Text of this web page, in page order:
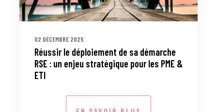
02 DÉCEMBRE 2025
Réussir le déploiement de sa démarche
RSE : un enjeu stratégique pour les PME &
ETI